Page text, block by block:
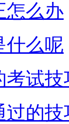
怎么办
什么呢
考试技
过的技